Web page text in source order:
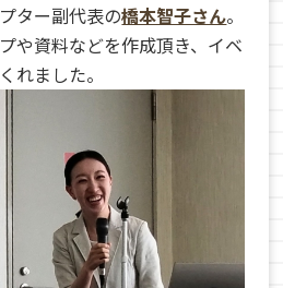
ター副代表の橋本智子さん。
や資料などを作成頂き、イベ
れました。